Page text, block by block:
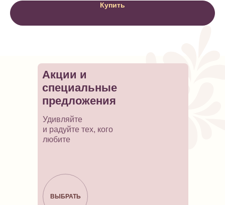
Купить
ВЫБРАТЬ
Акции и
специальные
предложения
Удивляйте
и радуйте тех, кого
любите